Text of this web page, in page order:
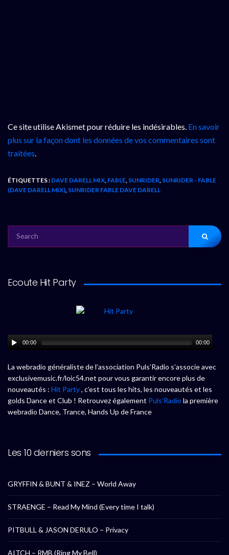
Ce site utilise Akismet pour réduire les indésirables. En savoir
plus sur la façon dont les données de vos commentaires sont
traitées.
ÉTIQUETTES : DAVE DARELL MIX FABLE SUNRIDER SUNRIDER - FABLE
(DAVE DARELL MIX) SUNRIDER FABLE DAVE DARELL
FOR:
Ecoute Hit Party
00:00 00:00
La webradio généraliste de l’association Puls’Radio s’associe avec
exclusivemusic.fr/loic54.net pour vous garantir encore plus de
nouveautés : Hit Party, c’est tous les hits, les nouveautés et les
golds Dance et Club ! Retrouvez également Puls’Radio la première
webradio Dance, Trance, Hands Up de France
Les 10 derniers sons
GRYFFIN & BUNT & INEZ – World Away
STRAENGE – Read My Mind (Every time I talk)
PITBULL & JASON DERULO – Privacy
AITCH – RMB (Ring My Bell)